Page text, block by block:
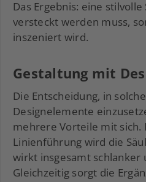
Das Ergebnis: eine
versteckt werden muss,
inszeniert wird.
Gestaltung mit
Die Entscheidung, in
Designelemente
mehrere Vorteile mit sich.
Linienführung wird die
wirkt insgesamt schlanker
Gleichzeitig sorgt die